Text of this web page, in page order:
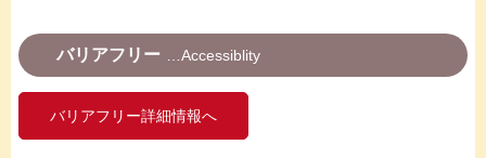
バリアフリー Accessiblity
バリアフリー詳細情報へ